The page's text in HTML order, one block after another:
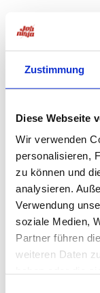
Zustimmung
Diese Webseite
Wir verwenden
personalisieren,
zu können und
analysieren.
Verwendung
soziale Medien,
Partner führen
weiteren Daten